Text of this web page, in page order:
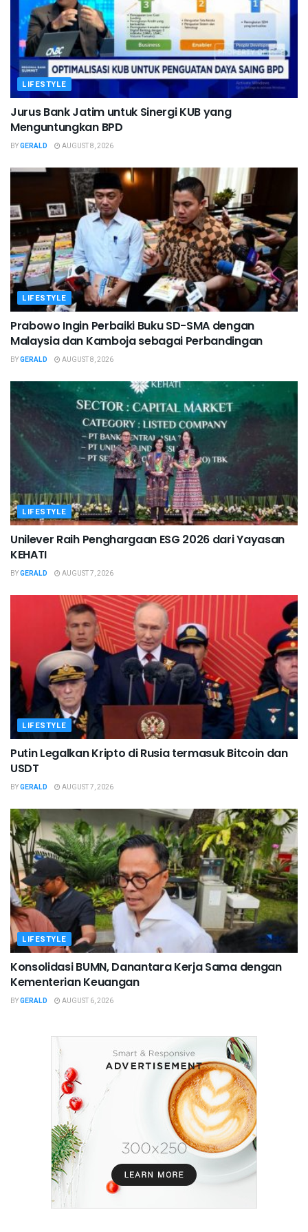
LIFESTYLE
Jurus Bank Jatim untuk Sinergi KUB yang
Menguntungkan BPD
BYGERALD AUGUST 8, 2026
LIFESTYLE
Prabowo Ingin Perbaiki Buku SD-SMA dengan
Malaysia dan Kamboja sebagai Perbandingan
BYGERALD AUGUST 8, 2026
LIFESTYLE
Unilever Raih Penghargaan ESG 2026 dari Yayasan
KEHATI
BYGERALD AUGUST 7, 2026
LIFESTYLE
Putin Legalkan Kripto di Rusia termasuk Bitcoin dan
USDT
BYGERALD AUGUST 7, 2026
LIFESTYLE
Konsolidasi BUMN, Danantara Kerja Sama dengan
Kementerian Keuangan
BYGERALD AUGUST 6, 2026